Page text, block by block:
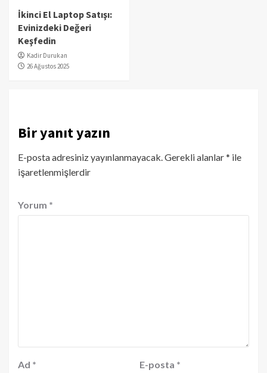
İkinci El Laptop Satışı:
Evinizdeki Değeri
Keşfedin
Kadir Durukan
26 Ağustos 2025
Bir yanıt yazın
E-posta adresiniz yayınlanmayacak.Gerekli alanlar* ile
işaretlenmişlerdir
Yorum *
Ad * E-posta *